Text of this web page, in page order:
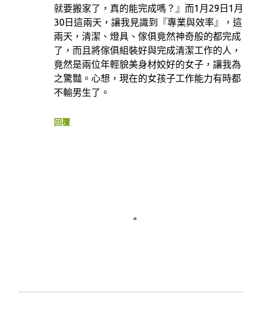
就要搬家了，真的能完成嗎？』而1月29日1月
30日這兩天，讓我見識到『專業與效率』，這
兩天，清潔、燈具、傢俱竟然神奇般的都完成
了，而且將傢俱組裝好與完成清潔工作的人，
竟然是兩位年輕貌美身材姣好的女子，讓我為
之驚豔。心想，現在的女孩子工作能力有時都
不輸男生了。
回覆